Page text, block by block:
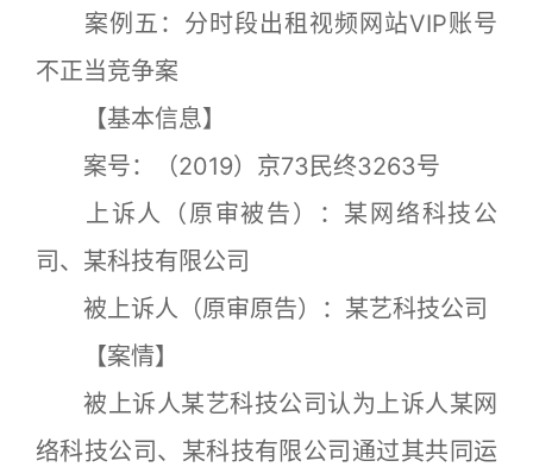
案例五：分时段出租视频网站VIP账号
不正当竞争案
【基本信息】
案号：（2019）京73民终3263号
上诉人（原审被告）：某网络科技公
司、某科技有限公司
被上诉人（原审原告）：某艺科技公司
【案情】
被上诉人某艺科技公司认为上诉人某网
络科技公司、某科技有限公司通过其共同运